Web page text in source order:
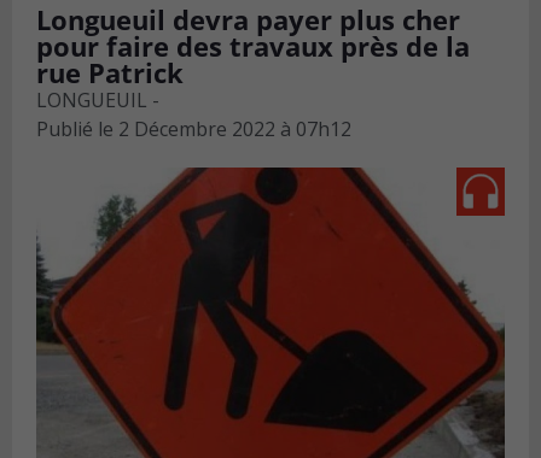
Longueuil devra payer plus cher
pour faire des travaux près de la
rue Patrick
LONGUEUIL -
Publié le 2 Décembre 2022 à 07h12